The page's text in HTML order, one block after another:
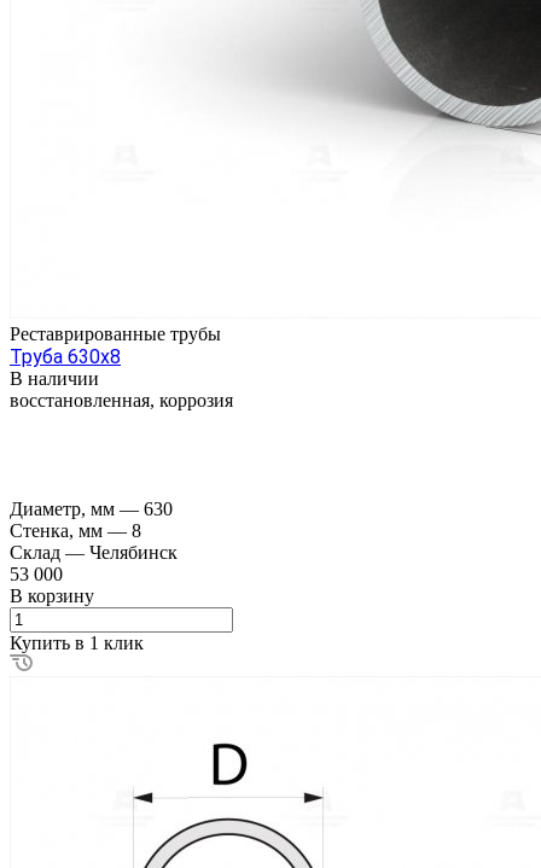
Реставрированные трубы
Труба 630х8
В наличии
восстановленная, коррозия
Диаметр, мм — 630
Стенка, мм — 8
Склад — Челябинск
53 000
В корзину
Купить в 1 клик